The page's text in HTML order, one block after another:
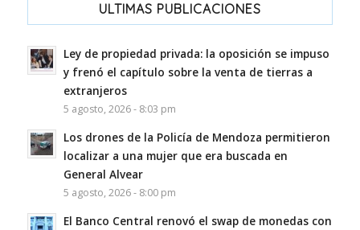
ULTIMAS PUBLICACIONES
Ley de propiedad privada: la oposición se impuso
y frenó el capítulo sobre la venta de tierras a
extranjeros
5 agosto, 2026 - 8:03 pm
Los drones de la Policía de Mendoza permitieron
localizar a una mujer que era buscada en
General Alvear
5 agosto, 2026 - 8:00 pm
El Banco Central renovó el swap de monedas con